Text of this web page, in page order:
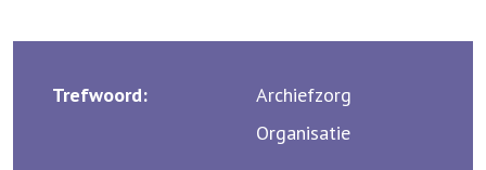
Trefwoord:
Archiefzorg
Organisatie